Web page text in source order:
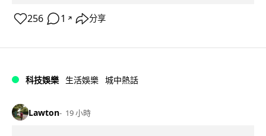
256 1 ↗ 分享
科技娛樂 生活娛樂 城中熱話
Lawton 19 小時